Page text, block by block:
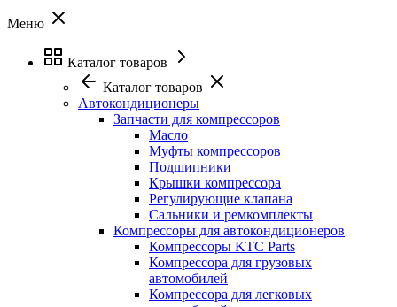
Меню
Каталог товаров
Каталог товаров
Автокондиционеры
Запчасти для компрессоров
Масло
Муфты компрессоров
Подшипники
Крышки компрессора
Регулирующие клапана
Сальники и ремкомплекты
Компрессоры для автокондиционеров
Компрессоры KTC Parts
Компрессора для грузовых
автомобилей
Компрессора для легковых